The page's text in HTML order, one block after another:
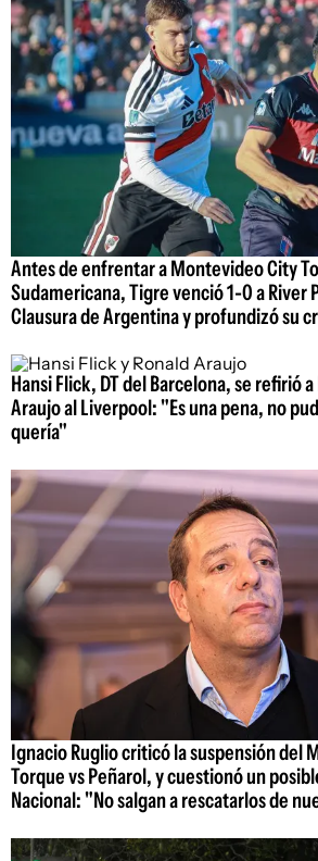
Antes de enfrentar a Montevideo City
Sudamericana, Tigre venció 1-0 a River
Clausura de Argentina y profundizó su
Hansi Flick, DT del Barcelona, se refirió
Araujo al Liverpool: "Es una pena, no
quería"
Ignacio Ruglio criticó la suspensión del
Torque vs Peñarol, y cuestionó un
Nacional: "No salgan a rescatarlos de